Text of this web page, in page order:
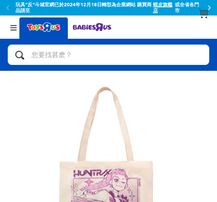
玩具"反"斗城官網已於2024年12月18日轉型為企業網站 購買商
品請至
蝦皮旗艦
店
或全省各門
市
返回
分類目錄
人氣英雄,角色扮演,射擊玩具
拼砌組合及樂高LEGO
玩具車,貨車,火車及遙控系列
娃娃, 芭比,收藏公仔
返回
品牌
Toy Story玩具總動員